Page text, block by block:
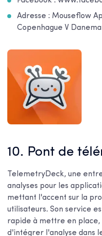
Adresse : Mouseflow
Copenhague V
10. Pont de
TelemetryDeck, une
analyses pour les
mettant l'accent sur la
utilisateurs. Son service
rapide à mettre en
d'intégrer l'analyse dans